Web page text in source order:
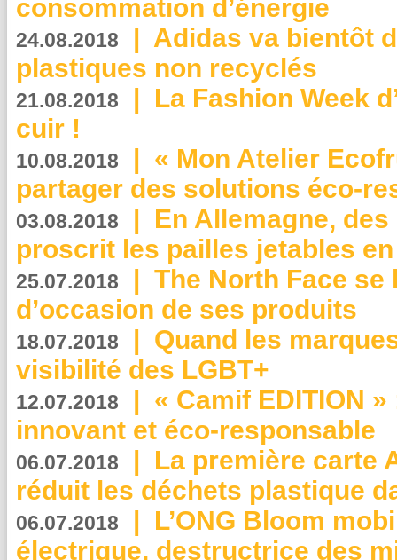
consommation d’énergie
24.08.2018 | Adidas va bientôt
plastiques non recyclés
21.08.2018 | La Fashion Week
cuir !
10.08.2018 | « Mon Atelier
partager des solutions éco-
03.08.2018 | En Allemagne,
proscrit les pailles jetables
25.07.2018 | The North Face se
d’occasion de ses produits
18.07.2018 | Quand les
visibilité des LGBT+
12.07.2018 | « Camif EDITION
innovant et éco-responsable
06.07.2018 | La première carte
réduit les déchets plastique
06.07.2018 | L’ONG Bloom
électrique, destructrice des